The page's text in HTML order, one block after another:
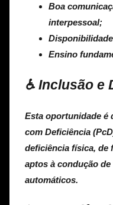
Boa
interpessoal;
Ensino
♿ Inclusão e
Esta oportunidade é
com Deficiência
deficiência física, de
aptos à condução
automáticos.